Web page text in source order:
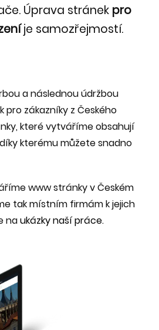
Úprava stránek pro
je samozřejmostí.
a následnou údržbou
zákazníky z Českého
které vytváříme obsahují
kterému můžete snadno
www stránky v Českém
tak místním firmám k jejich
naukázky naší práce.